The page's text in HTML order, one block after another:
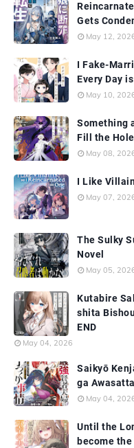
Gets
May 12,
I Fake-
Every Day
May 10,
Something
Fill the
May 08,
I Like
May 07,
The Sulky
Novel
May 05,
Kutabire
shita
END
May 04, 2026
Saikyō
ga
May 04,
Until the
become